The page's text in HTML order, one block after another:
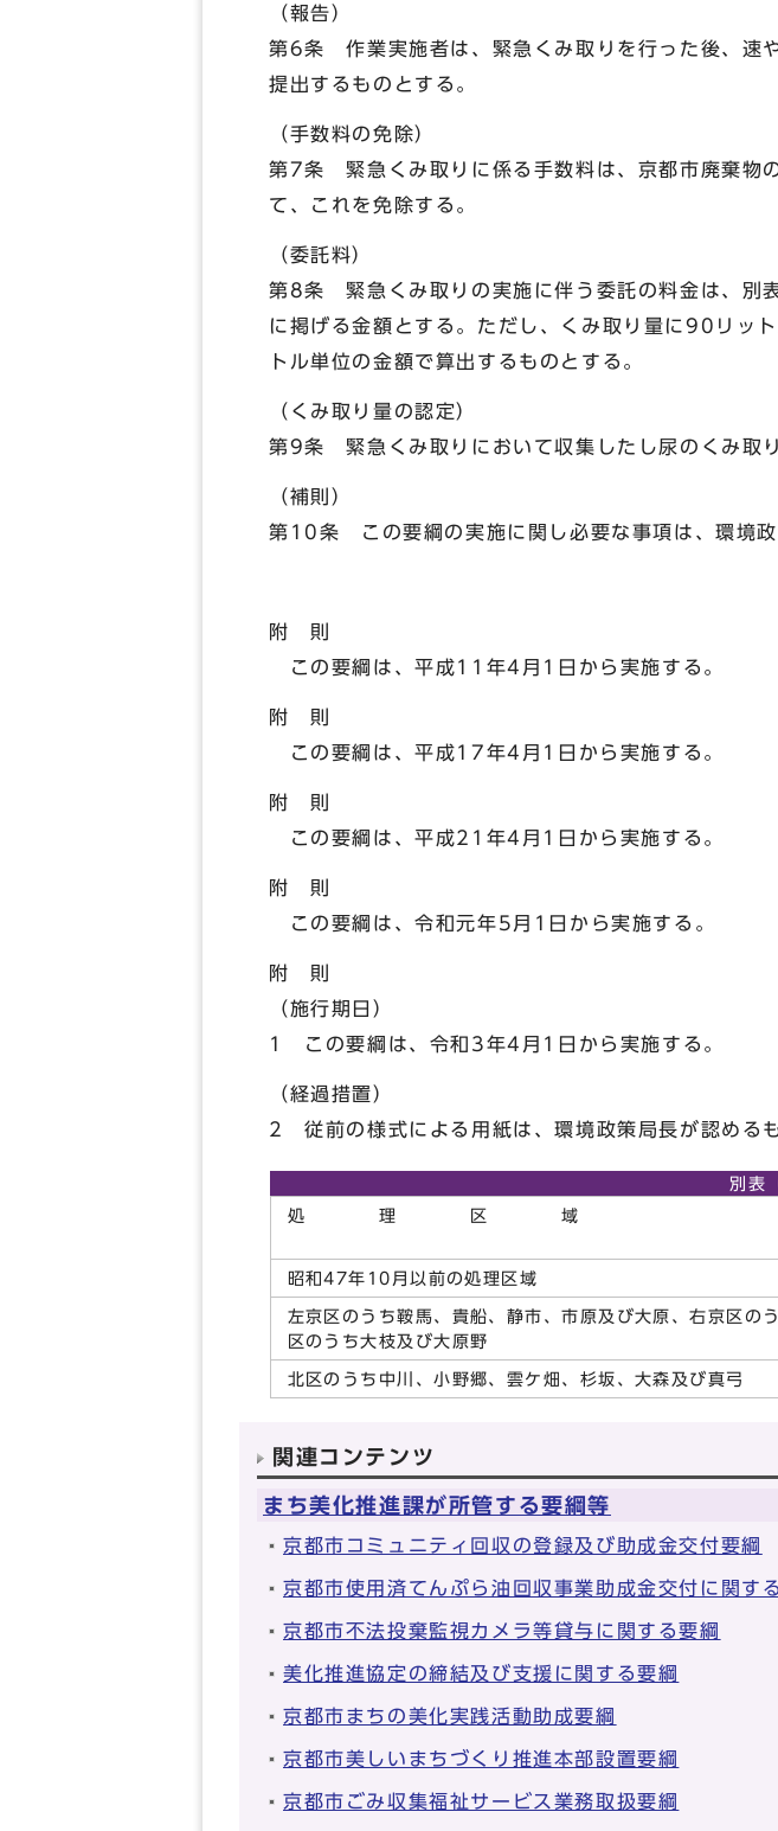
（報告）
第6条 作業実施者は、緊急くみ取りを行った後、速
提出するものとする。
（手数料の免除）
第7条 緊急くみ取りに係る手数料は、京都市廃棄物
て、これを免除する。
（委託料）
第8条 緊急くみ取りの実施に伴う委託の料金は、別
に掲げる金額とする。ただし、くみ取り量に90リッ
トル単位の金額で算出するものとする。
（くみ取り量の認定）
第9条 緊急くみ取りにおいて収集したし尿のくみ取
（補則）
第10条 この要綱の実施に関し必要な事項は、環境政
附 則
この要綱は、平成11年4月1日から実施する。
附 則
この要綱は、平成17年4月1日から実施する。
附 則
この要綱は、平成21年4月1日から実施する。
附 則
この要綱は、令和元年5月1日から実施する。
附 則
（施行期日）
1 この要綱は、令和3年4月1日から実施する。
（経過措置）
2 従前の様式による用紙は、環境政策局長が認める
別表
処 理 区 域
昭和47年10月以前の処理区域
左京区のうち鞍馬、貴船、静市、市原及び大原、右京区の
区のうち大枝及び大原野
北区のうち中川、小野郷、雲ケ畑、杉坂、大森及び真弓
関連コンテンツ
まち美化推進課が所管する要綱等
京都市コミュニティ回収の登録及び助成金交付要綱
京都市使用済てんぷら油回収事業助成金交付に関す
京都市不法投棄監視カメラ等貸与に関する要綱
美化推進協定の締結及び支援に関する要綱
京都市まちの美化実践活動助成要綱
京都市美しいまちづくり推進本部設置要綱
京都市ごみ収集福祉サービス業務取扱要綱